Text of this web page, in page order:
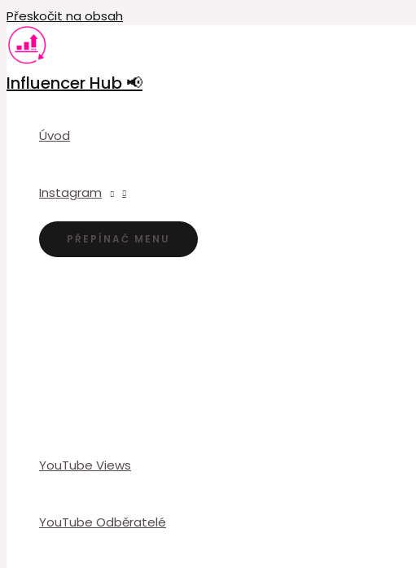
Přeskočit na obsah
Influencer Hub 📢
Úvod
Instagram
PŘEPÍNAČ MENU
YouTube Views
YouTube Odběratelé